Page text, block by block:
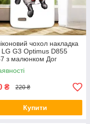
чохол накладка
G3 Optimus D855
з малюнком Дог
₴ 220 ₴
Купити